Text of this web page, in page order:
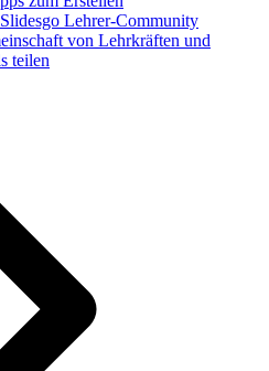
Slidesgo Lehrer-Community
von Lehrkräften und
teilen